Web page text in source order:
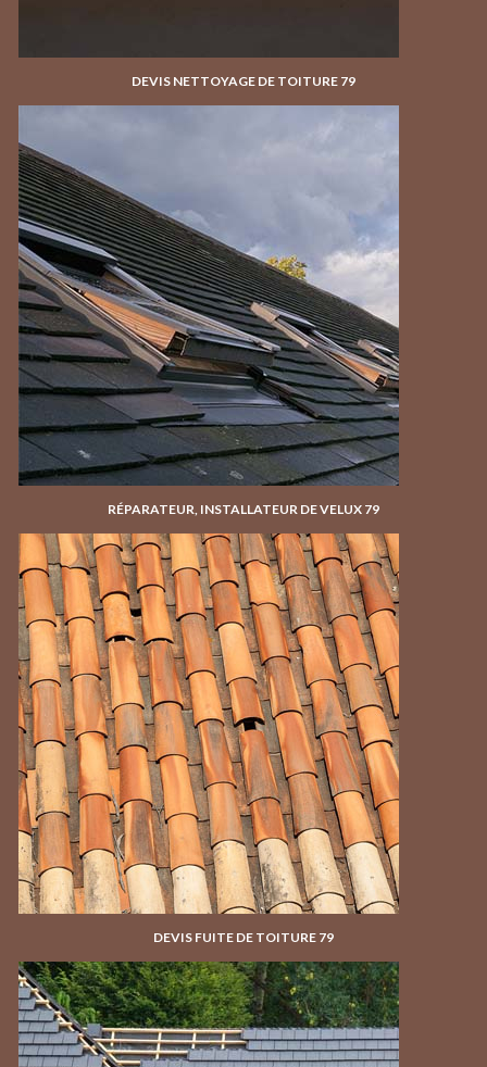
DEVIS NETTOYAGE DE TOITURE 79
RÉPARATEUR, INSTALLATEUR DE VELUX 79
DEVIS FUITE DE TOITURE 79